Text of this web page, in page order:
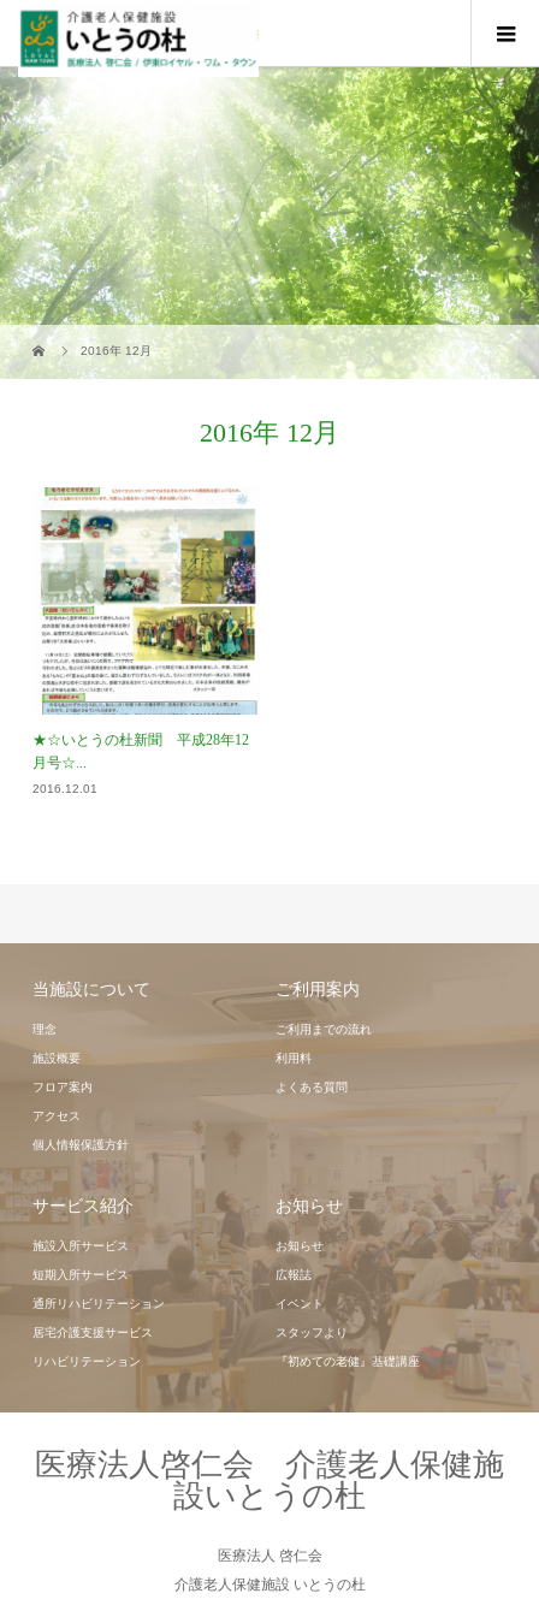
2016年 12月
2016年 12月
★☆いとうの杜新聞 平成28年12
月号☆...
2016.12.01
当施設について
理念
施設概要
フロア案内
アクセス
個人情報保護方針
ご利用案内
ご利用までの流れ
利用料
よくある質問
サービス紹介
施設入所サービス
短期入所サービス
通所リハビリテーション
居宅介護支援サービス
リハビリテーション
お知らせ
お知らせ
広報誌
イベント
スタッフより
『初めての老健』基礎講座
医療法人啓仁会 介護老人保健施
設いとうの杜
医療法人 啓仁会
介護老人保健施設 いとうの杜